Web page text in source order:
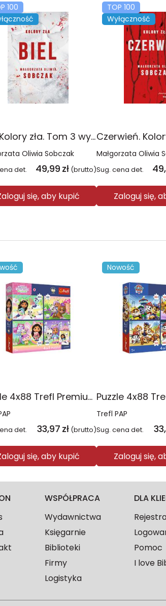
100
Biel. Kolory zła. Tom 3 wyd. 2025
Oliwia Sobczak
det. 49,99 zł (brutto)
się, aby kupić
TOP 100
Wyłączność
Małgorzata Oliwia
Sug. cena det.
Zaloguj się,
Puzzle 4x88 Trefl Premium Plus Kids Kocie harce Koci Domek Gabi 34694
det. 33,97 zł (brutto)
się, aby kupić
Nowość
Trefl PAP
Sug. cena det.
Zaloguj się,
WSPÓŁPRACA
Wydawnictwa
Księgarnie
Biblioteki
Firmy
Logistyka
DLA
Pomoc
I love